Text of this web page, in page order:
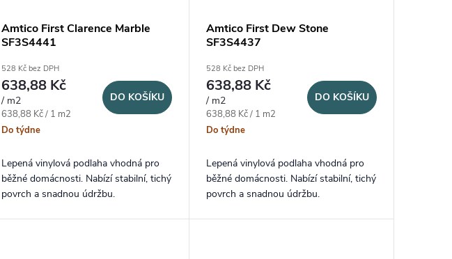
Amtico First Clarence Marble
SF3S4441
528 Kč bez DPH
638,88 Kč
/ m2
Měrná cena:
638,88 Kč / 1 m2
Do týdne
DO KOŠÍKU
Lepená vinylová podlaha vhodná pro
běžné domácnosti. Nabízí stabilní, tichý
povrch a snadnou údržbu.
Amtico First Dew Stone
SF3S4437
528 Kč bez DPH
638,88 Kč
/ m2
Měrná cena:
638,88 Kč / 1 m2
Do týdne
DO KOŠÍKU
Lepená vinylová podlaha vhodná pro
běžné domácnosti. Nabízí stabilní, tichý
povrch a snadnou údržbu.